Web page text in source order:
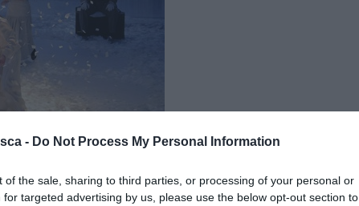
- Do Not Process My Personal Information
of the sale, sharing to third parties, or processing of your personal or
targeted advertising by us, please use the below opt-out section to